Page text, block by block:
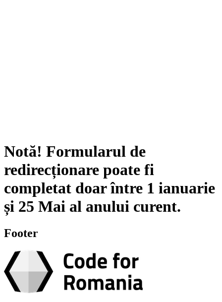
Notă! Formularul de
redirecționare poate fi
completat doar între 1 ianuarie
și 25 Mai al anului curent.
Footer